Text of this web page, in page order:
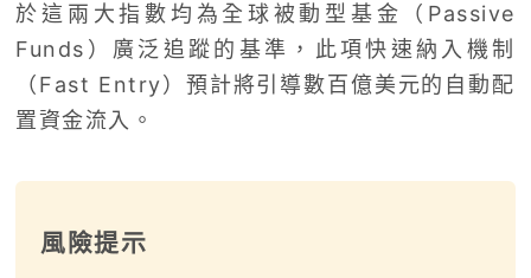
於這兩大指數均為全球被動型基金（Passive
Funds）廣泛追蹤的基準，此項快速納入機制
（Fast Entry）預計將引導數百億美元的自動配
置資金流入。
風險提示